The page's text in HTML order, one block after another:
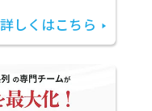
詳しくはこちら